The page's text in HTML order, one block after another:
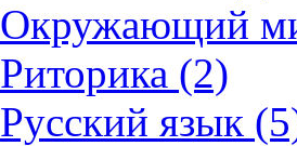
Окружающий
Риторика (2)
Русский язык